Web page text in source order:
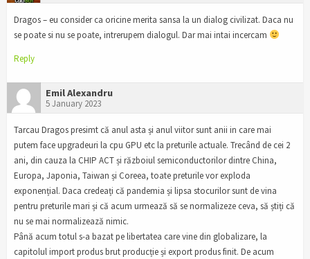
Dragos – eu consider ca oricine merita sansa la un dialog civilizat. Daca nu
se poate si nu se poate, intrerupem dialogul. Dar mai intai incercam
Reply
Emil Alexandru
5 January 2023
Tarcau Dragos presimt că anul asta și anul viitor sunt anii in care mai
putem face upgradeuri la cpu GPU etc la preturile actuale. Trecând de cei 2
ani, din cauza la CHIP ACT și războiul semiconductorilor dintre China,
Europa, Japonia, Taiwan și Coreea, toate preturile vor exploda
exponențial. Daca credeați că pandemia și lipsa stocurilor sunt de vina
pentru preturile mari și că acum urmează să se normalizeze ceva, să știți că
nu se mai normalizează nimic.
Până acum totul s-a bazat pe libertatea care vine din globalizare, la
capitolul import produs brut producție și export produs finit. De acum